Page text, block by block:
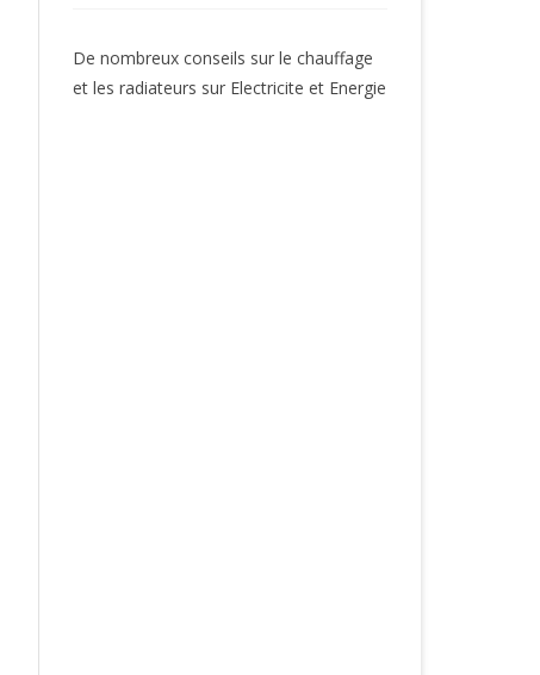
De nombreux conseils sur le chauffage
et les radiateurs sur Electricite et Energie